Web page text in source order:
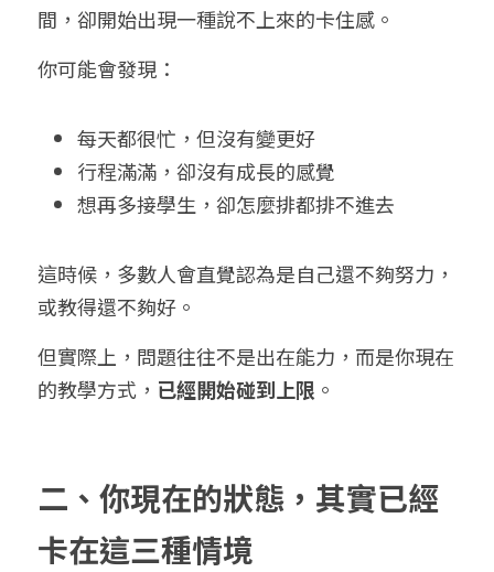
間，卻開始出現一種說不上來的卡住感。
你可能會發現：
每天都很忙，但沒有變更好
行程滿滿，卻沒有成長的感覺
想再多接學生，卻怎麼排都排不進去
這時候，多數人會直覺認為是自己還不夠努力，
或教得還不夠好。
但實際上，問題往往不是出在能力，而是你現在
的教學方式， 已經開始碰到上限 。
二、你現在的狀態，其實已經
卡在這三種情境